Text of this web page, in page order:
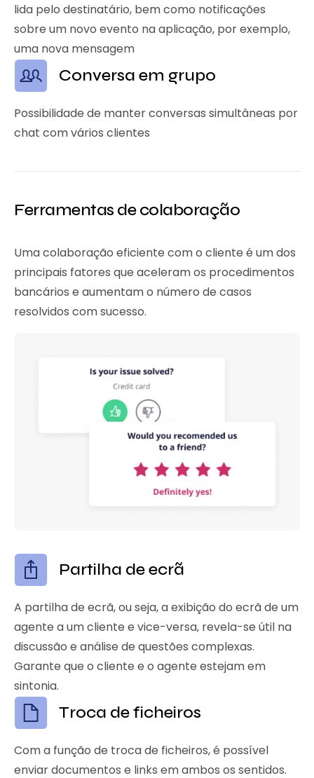
lida pelo destinatário, bem como notificações
sobre um novo evento na aplicação, por exemplo,
uma nova mensagem
Conversa em grupo
Possibilidade de manter conversas simultâneas por
chat com vários clientes
Ferramentas de colaboração
Uma colaboração eficiente com o cliente é um dos
principais fatores que aceleram os procedimentos
bancários e aumentam o número de casos
resolvidos com sucesso.
Partilha de ecrã
A partilha de ecrã, ou seja, a exibição do ecrã de um
agente a um cliente e vice-versa, revela-se útil na
discussão e análise de questões complexas.
Garante que o cliente e o agente estejam em
sintonia.
Troca de ficheiros
Com a função de troca de ficheiros, é possível
enviar documentos e links em ambos os sentidos.